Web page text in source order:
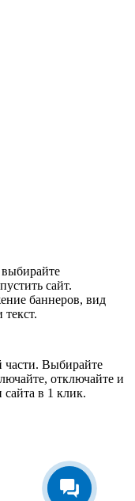
сайт.
баннеров, вид
части. Выбирайте
отключайте и
в 1 клик.